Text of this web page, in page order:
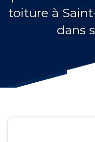
toiture à
dans